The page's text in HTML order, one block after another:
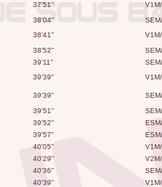
37'51''
V1M/
38'04''
SEM/
38'41''
V1M/
38'52''
SEM/
39'11''
SEM/
39'39'' V1M/
39'39''
SEM/
39'51''
SEM/
39'52''
ESM/
39'57''
ESM/
40'05''
V1M/
40'29''
V2M/
40'36''
SEM/
40'39''
V1M/